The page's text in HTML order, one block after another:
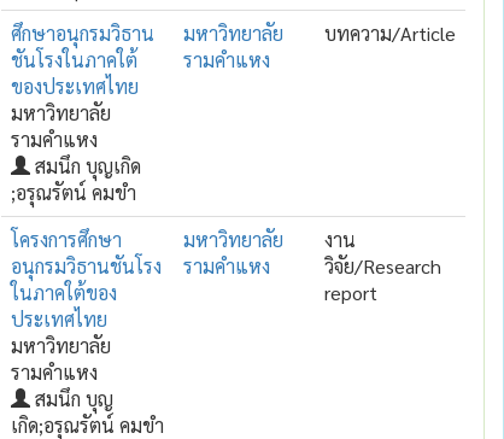
ศึกษาอนุกรมวิธาน
ชันโรงในภาคใต้
ของประเทศไทย
มหาวิทยาลัย
รามคำแหง
สมนึก บุญเกิด
;อรุณรัตน์ คมขำ
มหาวิทยาลัย
รามคำแหง
บทความ/Article
โครงการศึกษา
อนุกรมวิธานชันโรง
ในภาคใต้ของ
ประเทศไทย
มหาวิทยาลัย
รามคำแหง
สมนึก บุญ
เกิด;อรุณรัตน์ คมขำ
มหาวิทยาลัย
รามคำแหง
งาน
วิจัย/Research
report